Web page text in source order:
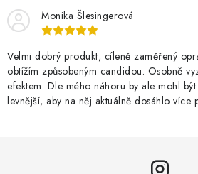
Monika Šlesingerová
Velmi dobrý produkt, cíleně zaměřený
obtížím způsobeným candidou. Osobně
efektem. Dle mého náhoru by ale mohl
levnější, aby na něj aktuálně dosáhlo více